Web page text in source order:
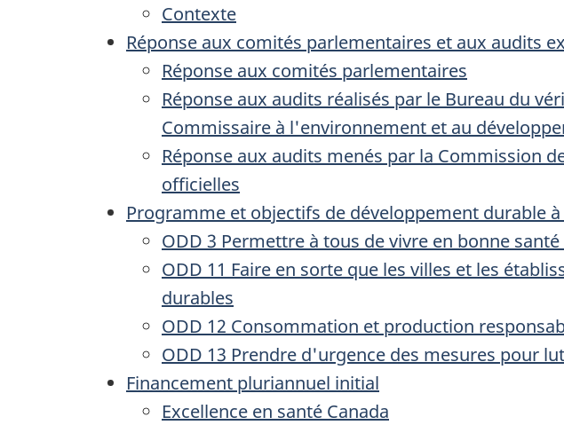
Contexte
Réponse aux comités parlementaires et aux audits
Réponse aux comités parlementaires
Réponse aux audits réalisés par le Bureau du
Commissaire à l'environnement et au
Réponse aux audits menés par la Commission
officielles
Programme et objectifs de développement durable
ODD 3 Permettre à tous de vivre en bonne
ODD 11 Faire en sorte que les villes et les
durables
ODD 12 Consommation et production
ODD 13 Prendre d'urgence des mesures pour
Financement pluriannuel initial
Excellence en santé Canada